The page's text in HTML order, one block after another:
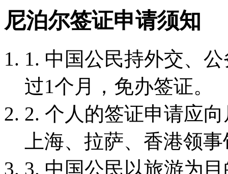
尼泊尔签证申请须知
1. 中国公民持外交、
过1个月，免办签证。
2. 个人的签证申请应
上海、拉萨、香港领
3. 中国公民以旅游为